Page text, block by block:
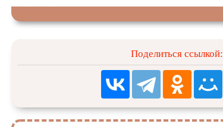
Поделиться ссылкой: